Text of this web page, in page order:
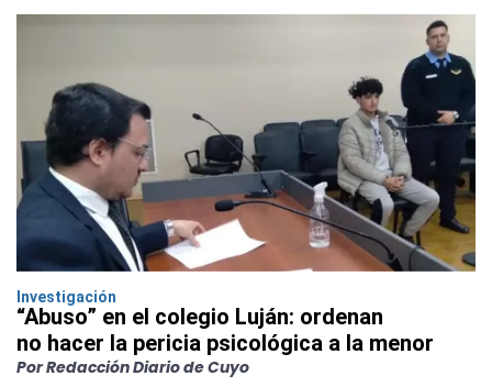
Investigación
“Abuso” en el colegio Luján: ordenan
no hacer la pericia psicológica a la menor
Por Redacción Diario de Cuyo